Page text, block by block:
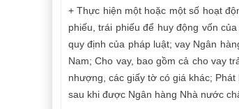
+ Thực hiện một hoặc một số hoạt
phiếu, trái phiếu để huy động vốn
quy định của pháp luật; vay Ngân
Nam; Cho vay, bao gồm cả cho vay
nhượng, các giấy tờ có giá khác;
sau khi được Ngân hàng Nhà nước